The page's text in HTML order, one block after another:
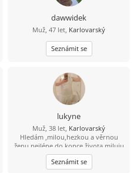
dawwidek
Muž, 47 let, Karlovarský
Seznámit se
lukyne
Muž, 38 let, Karlovarský
Hledám ,milou,hezkou a věrnou
ženu nejlépe do konce života,miluju
přírodu,jízdu na kole, masáže,more,
sluníčko,poznávání nových zemí
Seznámit se